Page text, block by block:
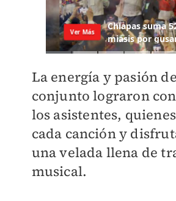
La energía y pasión
conjunto lograron
los asistentes,
cada canción y
una velada llena de
musical.